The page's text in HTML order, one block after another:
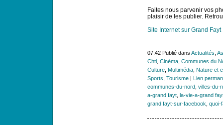
Faites nous parvenir vos
plaisir de les publier.
Site Internet sur Grand Fayt
07:42 Publié dans Actualités
Chti, Cinéma, Communes du
Culture, Multimédia, Nature et
Sports Tourisme| Lien
communes-du-nord, villes-du-
a-grand fayt, la-vie-a-grand
grand fayt-sur-facebook quoi-